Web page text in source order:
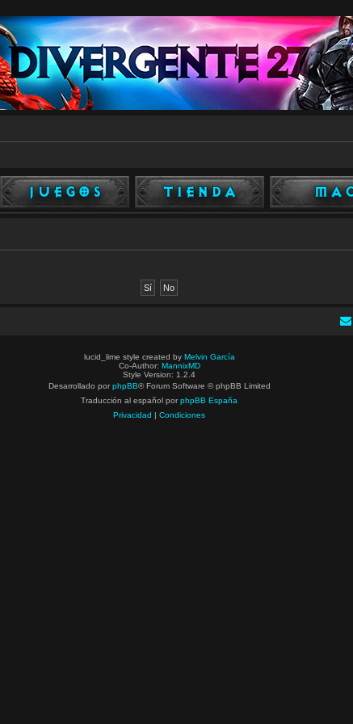
lucid_lime style created by Melvin García
Co-Author: MannixMD
Style Version: 1.2.4
Desarrollado por phpBB® Forum Software © phpBB Limited
Traducción al español por phpBB España
Privacidad | Condiciones